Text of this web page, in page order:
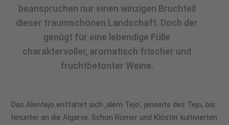
beanspruchen nur einen winzigen Bruchteil
dieser traumschönen Landschaft. Doch der
genügt für eine lebendige Fülle
charaktervoller, aromatisch frischer und
fruchtbetonter Weine.
Das Alentejo entfaltet sich ‚além Tejo‘, jenseits des Tejo, bis
hinunter an die Algarve. Schon Römer und Klöster kultivierten